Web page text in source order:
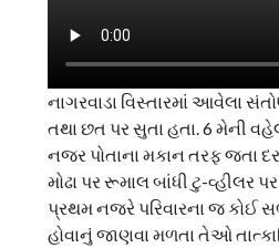
નાગરવાડા વિસ્તારમાં આવેલા
તથા છત પર સુતા હતા. 6 મેની
નજર પોતાના મકાન તરફ જતા
મોઢા પર રૂમાલ બાંધી ટુ-વ્હીલર
પ્રથમ નજરે પરિવારના જ કોઈ
હોવાનું જાણવા મળતા તેઓ